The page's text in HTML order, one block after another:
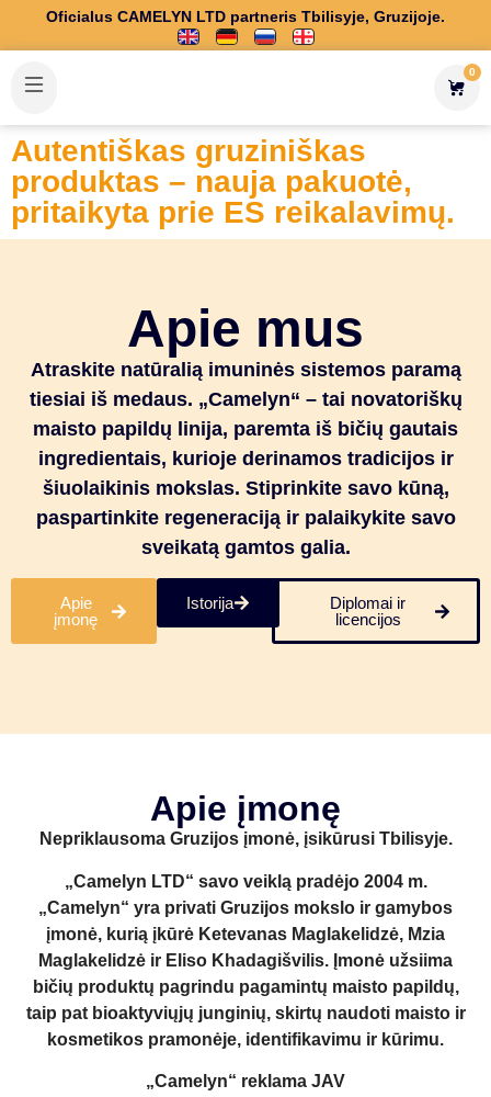
Oficialus CAMELYN LTD partneris Tbilisyje, Gruzijoje.
0
Autentiškas gruziniškas
produktas – nauja pakuotė,
pritaikyta prie ES reikalavimų.
Apie mus
Atraskite natūralią imuninės sistemos paramą
tiesiai iš medaus. „Camelyn“ – tai novatoriškų
maisto papildų linija, paremta iš bičių gautais
ingredientais, kurioje derinamos tradicijos ir
šiuolaikinis mokslas. Stiprinkite savo kūną,
paspartinkite regeneraciją ir palaikykite savo
sveikatą gamtos galia.
Apie
įmonę
Istorija
Diplomai ir
licencijos
Apie įmonę
Nepriklausoma Gruzijos įmonė, įsikūrusi Tbilisyje.
„Camelyn LTD“ savo veiklą pradėjo 2004 m.
„Camelyn“ yra privati ​​Gruzijos mokslo ir gamybos
įmonė, kurią įkūrė Ketevanas Maglakelidzė, Mzia
Maglakelidzė ir Eliso Khadagišvilis. Įmonė užsiima
bičių produktų pagrindu pagamintų maisto papildų,
taip pat bioaktyviųjų junginių, skirtų naudoti maisto ir
kosmetikos pramonėje, identifikavimu ir kūrimu.
„Camelyn“ reklama JAV